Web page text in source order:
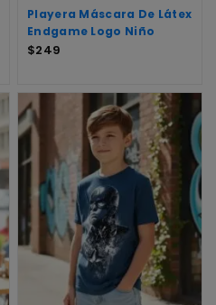
Playera Máscara De Látex
Endgame Logo Niño
$249